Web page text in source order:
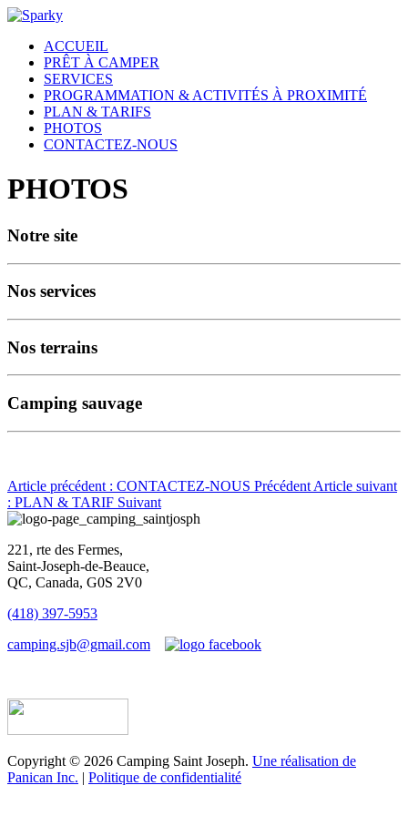
ACCUEIL
PRÊT À CAMPER
SERVICES
PROGRAMMATION & ACTIVITÉS À PROXIMITÉ
PLAN & TARIFS
PHOTOS
CONTACTEZ-NOUS
PHOTOS
Notre site
Nos services
Nos terrains
Camping sauvage
Article précédent : CONTACTEZ-NOUS Précédent Article suivant
: PLAN & TARIF Suivant
221, rte des Fermes,
Saint-Joseph-de-Beauce,
QC, Canada, G0S 2V0
(418) 397-5953
camping.sjb@gmail.com
Copyright © 2026 Camping Saint Joseph. Une réalisation de
Panican Inc. | Politique de confidentialité